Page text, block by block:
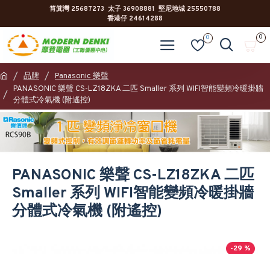
筲箕灣 25687273 太子 36908881 堅尼地城 25550788
香港仔 24614288
0 0
品牌
Panasonic 樂聲
PANASONIC 樂聲 CS-LZ18ZKA 二匹 Smaller 系列 WIFI智能變頻冷暖掛牆
分體式冷氣機 (附遙控)
PANASONIC 樂聲 CS-LZ18ZKA 二匹
Smaller 系列 WIFI智能變頻冷暖掛牆
分體式冷氣機 (附遙控)
-29 %